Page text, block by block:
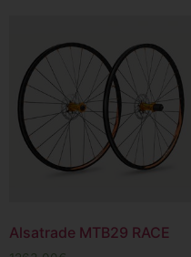
Alsatrade MTB29 RACE